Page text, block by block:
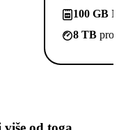
100 GB
8 TB